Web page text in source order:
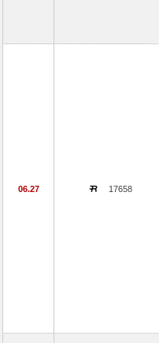
06.27 17658